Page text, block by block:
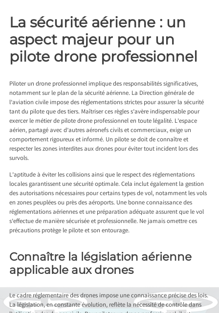
La sécurité aérienne : un
aspect majeur pour un
pilote drone professionnel
Piloter un drone professionnel implique des responsabilités significatives,
notamment sur le plan de la sécurité aérienne. La Direction générale de
l’aviation civile impose des réglementations strictes pour assurer la sécurité
tant du pilote que des tiers. Maîtriser ces règles s’avère indispensable pour
exercer le métier de pilote drone professionnel en toute légalité. L’espace
aérien, partagé avec d’autres aéronefs civils et commerciaux, exige un
comportement rigoureux et informé. Un pilote se doit de connaître et
respecter les zones interdites aux drones pour éviter tout incident lors des
survols.
L’aptitude à éviter les collisions ainsi que le respect des réglementations
locales garantissent une sécurité optimale. Cela inclut également la gestion
des autorisations nécessaires pour certains types de vol, notamment les vols
en zones peuplées ou près des aéroports. Une bonne connaissance des
réglementations aériennes et une préparation adéquate assurent que le vol
s’effectue de manière sécurisée et professionnelle. Ne jamais omettre ces
précautions protège le pilote et son entourage.
Connaître la législation aérienne
applicable aux drones
Le cadre réglementaire des drones impose une connaissance précise des lois.
La législation, en constante évolution, reflète la nécessité de contrôle dans